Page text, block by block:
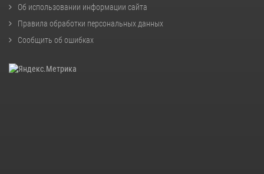
Об использовании информации сайта
Правила обработки персональных данных
Сообщить об ошибках